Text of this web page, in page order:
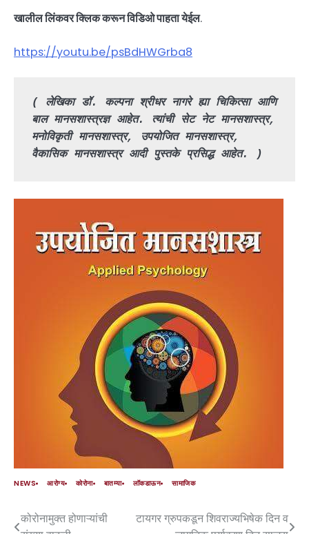
खालील लिंकवर क्लिक करून विडिओ पाहता येईल.
https://youtu.be/psBdHWGrba8
( लेखिका डॉ. कल्पना श्रीधर नागरे ह्या चिकित्सा आणि
बाल मानसशास्त्रज्ञ आहेत. त्यांची सेट नेट मानसशास्त्र,
मनोविकृती मानसशास्त्र, उपयोजित मानसशास्त्र,
वैकासिक मानसशास्त्र आदी पुस्तके प्रसिद्ध आहेत. )
NEWS आरोग्य कोरोना बातम्या लॉकडाऊन सामाजिक
कोरोनामुक्त होणाऱ्यांची
टायगर ग्रुपकडून शिवराज्यभिषेक दिन व